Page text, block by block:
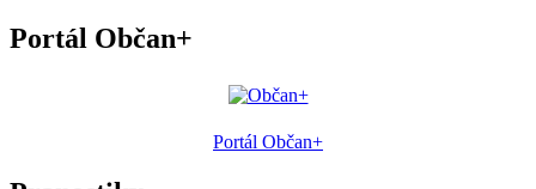
Portál Občan+
Portál Občan+